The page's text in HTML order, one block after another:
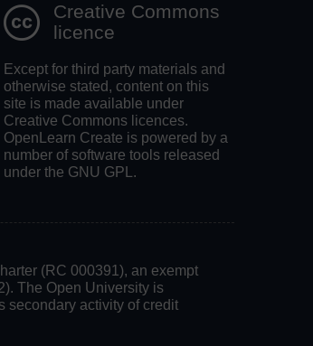
Creative Commons
licence
Except for third party materials and
otherwise stated, content on this
site is made available under
Creative Commons licences.
OpenLearn Create is powered by a
number of software tools released
under the GNU GPL.
(RC 000391), an exempt
The Open University is
secondary activity of credit